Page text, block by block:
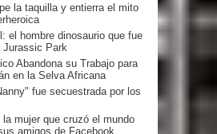
la taquilla y entierra el mito
el hombre dinosaurio que fue
Jurassic Park
Abandona su Trabajo para
en la Selva Africana
fue secuestrada por los
mujer que cruzó el mundo
amigos de Facebook